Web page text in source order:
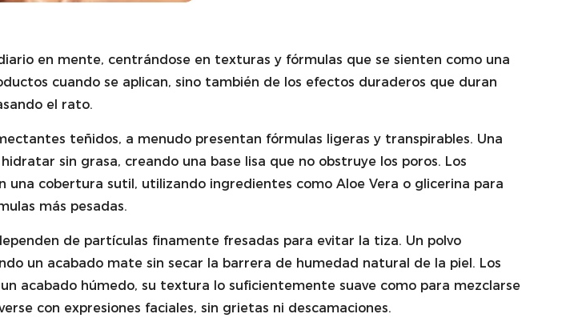
en mente, centrándose en texturas y fórmulas que se sienten como una
cuando se aplican, sino también de los efectos duraderos que duran
el rato.
teñidos, a menudo presentan fórmulas ligeras y transpirables. Una
sin grasa, creando una base lisa que no obstruye los poros. Los
cobertura sutil, utilizando ingredientes como Aloe Vera o glicerina para
más pesadas.
de partículas finamente fresadas para evitar la tiza. Un polvo
un acabado mate sin secar la barrera de humedad natural de la piel. Los
acabado húmedo, su textura lo suficientemente suave como para mezclarse
con expresiones faciales, sin grietas ni descamaciones.